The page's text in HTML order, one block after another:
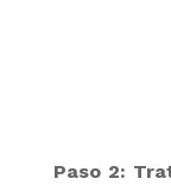
Paso 2: